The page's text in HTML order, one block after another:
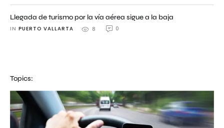
Llegada de turismo por la vía aérea sigue a la baja
IN PUERTO VALLARTA 8 0
Topics: